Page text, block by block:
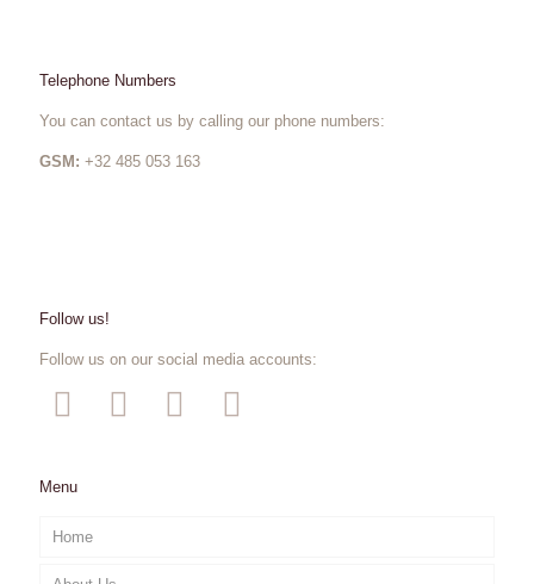
Telephone Numbers
You can contact us by calling our phone numbers:
GSM: +32 485 053 163
Follow us!
Follow us on our social media accounts:
Menu
Home